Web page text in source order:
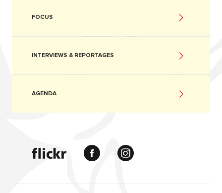
FOCUS
INTERVIEWS & REPORTAGES
AGENDA